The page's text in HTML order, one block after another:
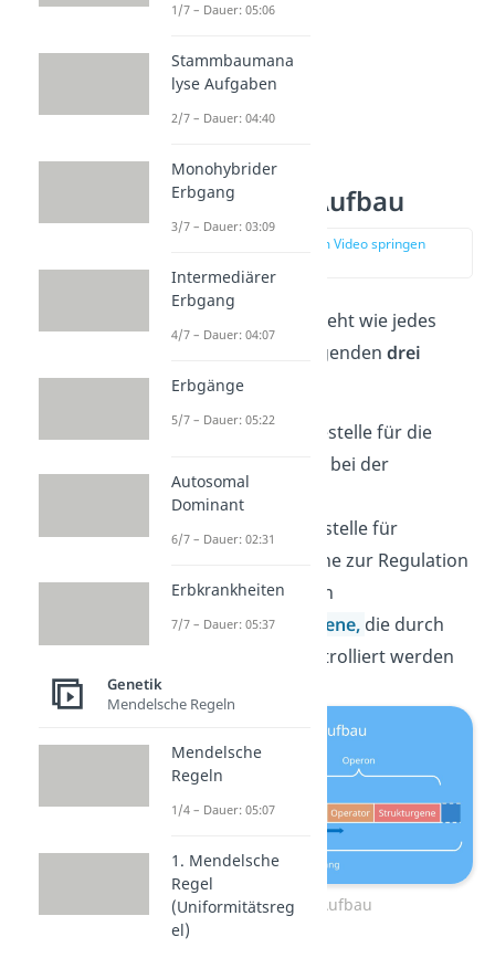
Lac-Operon Aufbau
zur Stelle im Video springen
Das lac-Operon besteht wie jedes
aus den folgendendrei
Teilen:
Promotor: Bindestelle für die
RNA-Polymerase bei der
Transkription
: Bindestelle für
Regulatorproteine zur Regulation
der Transkription
Strukturgene
Gene, die durch
das Operon kontrolliert werden
Operon Aufbau
1/7 – Dauer: 05:06
Stammbaumana
lyse Aufgaben
2/7 – Dauer: 04:40
Monohybrider
Erbgang
3/7 – Dauer: 03:09
Intermediärer
Erbgang
4/7 – Dauer: 04:07
Erbgänge
5/7 – Dauer: 05:22
Autosomal
Dominant
6/7 – Dauer: 02:31
Erbkrankheiten
7/7 – Dauer: 05:37
Genetik
Mendelsche Regeln
Mendelsche
Regeln
1/4 – Dauer: 05:07
1. Mendelsche
Regel
(Uniformitätsreg
el)